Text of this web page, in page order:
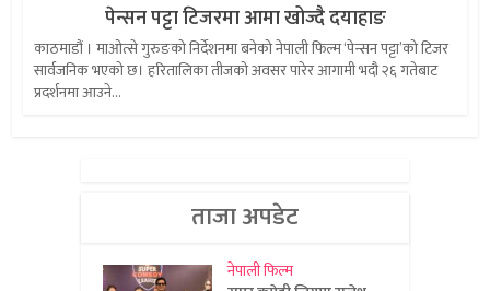
पेन्सन पट्टा टिजरमा आमा खोज्दै दयाहाङ
काठमाडौं । माओत्से गुरुङको निर्देशनमा बनेको नेपाली फिल्म ‘पेन्सन पट्टा’को टिजर
सार्वजनिक भएको छ। हरितालिका तीजको अवसर पारेर आगामी भदौ २६ गतेबाट
प्रदर्शनमा आउने...
ताजा अपडेट
नेपाली फिल्म